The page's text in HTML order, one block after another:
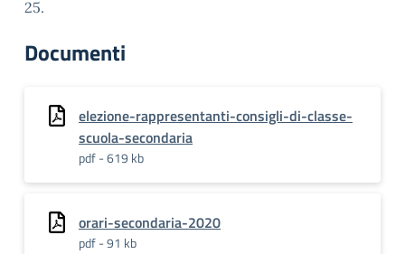
25.
Documenti
elezione-rappresentanti-consigli-di-classe-
scuola-secondaria
pdf - 619 kb
orari-secondaria-2020
pdf - 91 kb